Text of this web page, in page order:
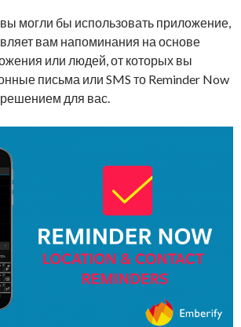
могли бы использовать приложение,
вам напоминания на основе
или людей, от которых вы
письма или SMS то Reminder Now
для вас.